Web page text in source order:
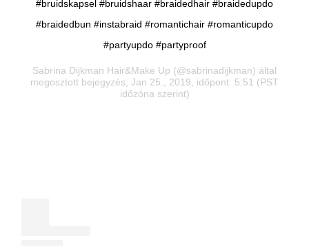
#bruidskapsel #bruidshaar #braidedhair #braidedupdo
#braidedbun #instabraid #romantichair #romanticupdo
#partyupdo #partyproof
Sabrina Dijkman Hair&Make Up (@sabrinadijkman) által
megosztott bejegyzés, Jan 25., 2019, időpont: 5:51 (PST
időzóna szerint)